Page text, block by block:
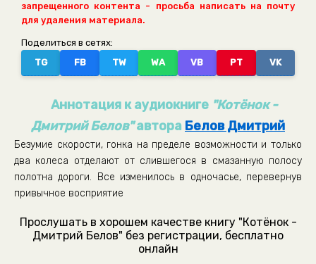
запрещенного контента - просьба написать на почту
для удаления материала.
Поделиться в сетях:
TG
FB TW WA VB PT VK
Аннотация к аудиокниге "Котёнок -
Дмитрий Белов"автора Белов Дмитрий
Безумие скорости, гонка на пределе возможности и только
два колеса отделают от слившегося в смазанную полосу
полотна дороги. Все изменилось в одночасье, перевернув
привычное восприятие
Прослушать в хорошем качестве книгу "Котёнок -
Дмитрий Белов" без регистрации, бесплатно
онлайн